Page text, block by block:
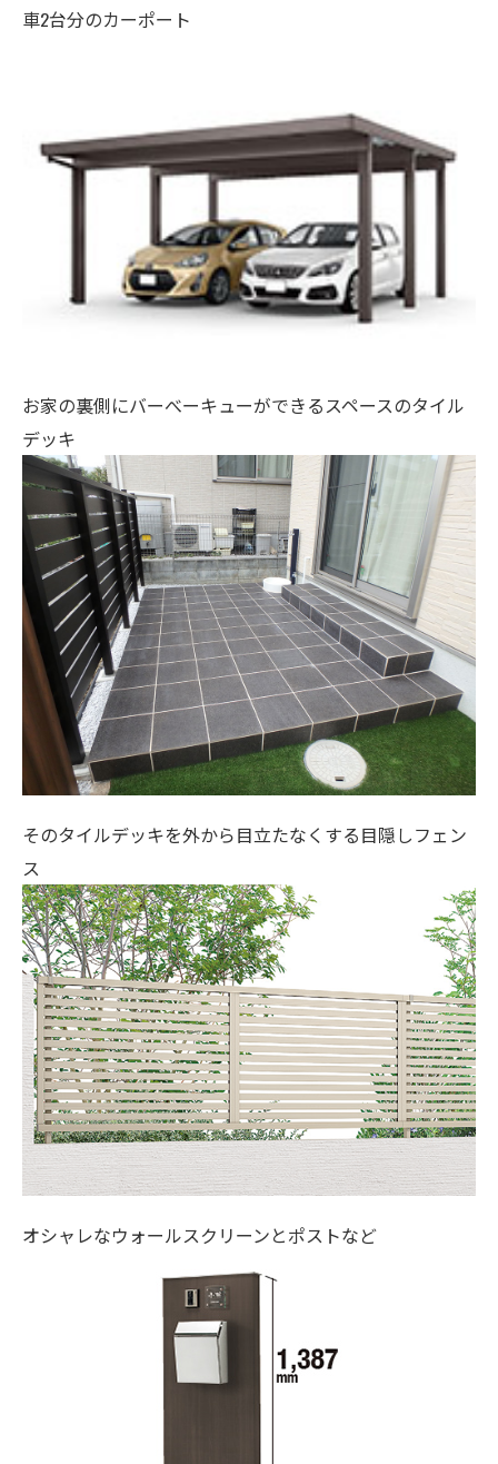
車2台分のカーポート
お家の裏側にバーべーキューができるスペースのタイル
デッキ
そのタイルデッキを外から目立たなくする目隠しフェン
ス
オシャレなウォールスクリーンとポストなど